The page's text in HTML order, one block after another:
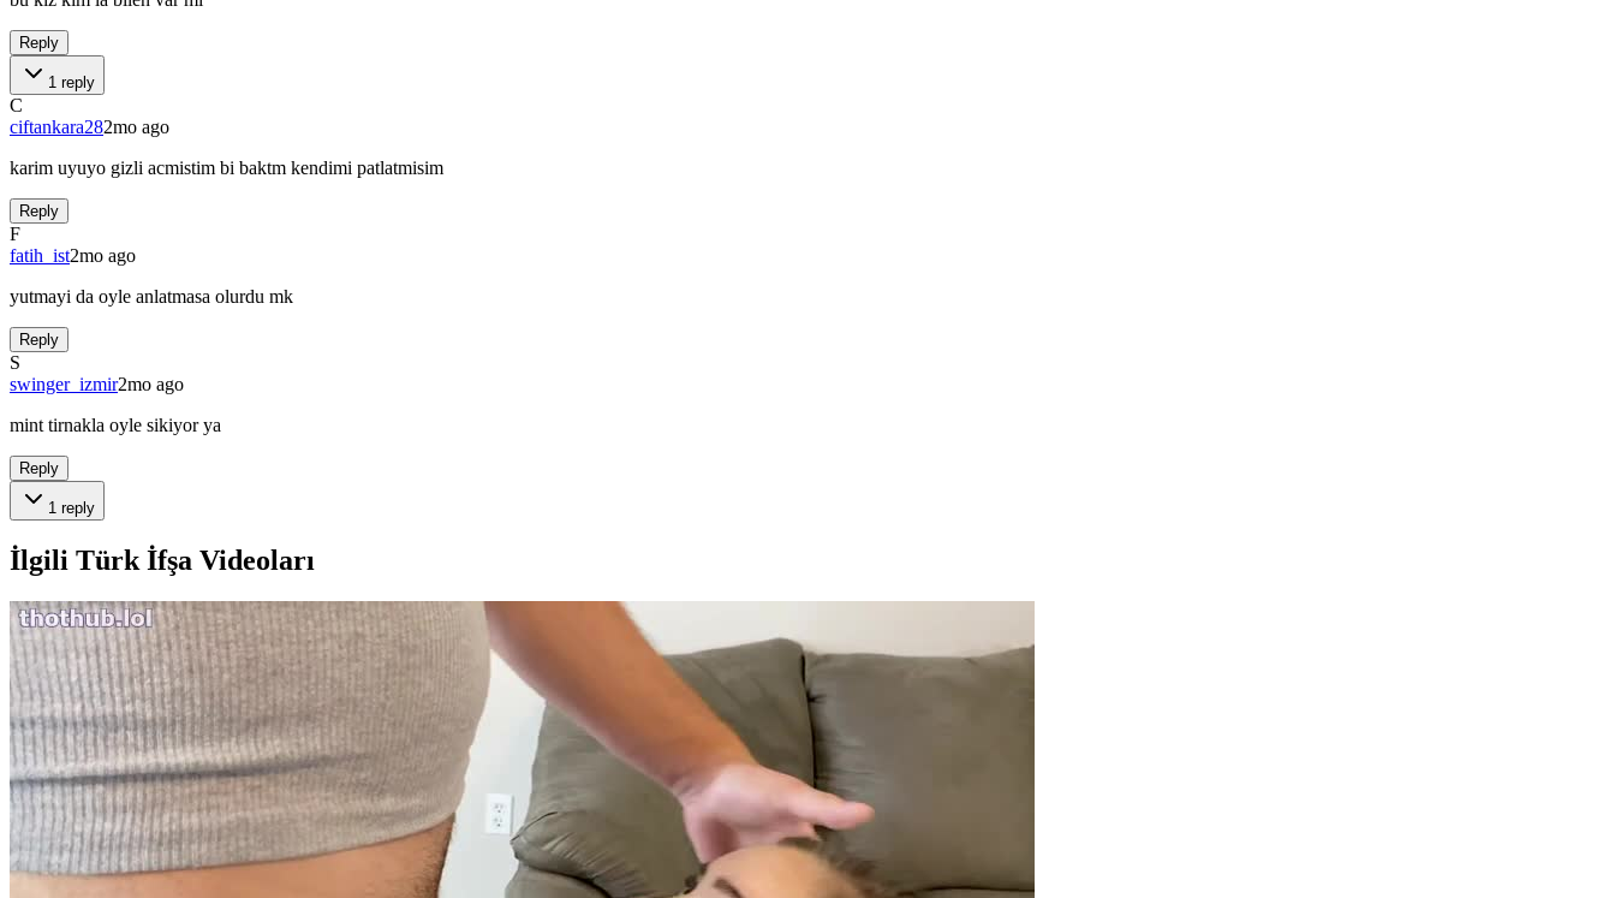
Reply
1 reply
C
ciftankara282mo ago
karim uyuyo gizli acmistim bi baktm kendimi patlatmisim
Reply
F
fatih_ist2mo ago
yutmayi da oyle anlatmasa olurdu mk
Reply
S
swinger_izmir2mo ago
mint tirnakla oyle sikiyor ya
Reply
1 reply
İlgili Türk İfşa Videoları